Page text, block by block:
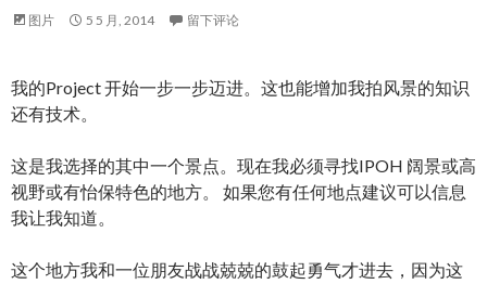
图片 5 5 月, 2014 留下评论
我的Project 开始一步一步迈进。这也能增加我拍风景的知识
还有技术。
这是我选择的其中一个景点。现在我必须寻找IPOH 阔景或高
视野或有怡保特色的地方。 如果您有任何地点建议可以信息
我让我知道。
这个地方我和一位朋友战战兢兢的鼓起勇气才进去，因为这